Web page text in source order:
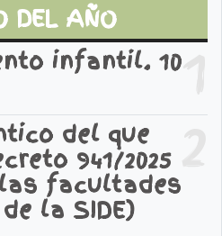
DEL AÑO
1
infantil. 10
2
del que
941/2025
facultades
la SIDE)